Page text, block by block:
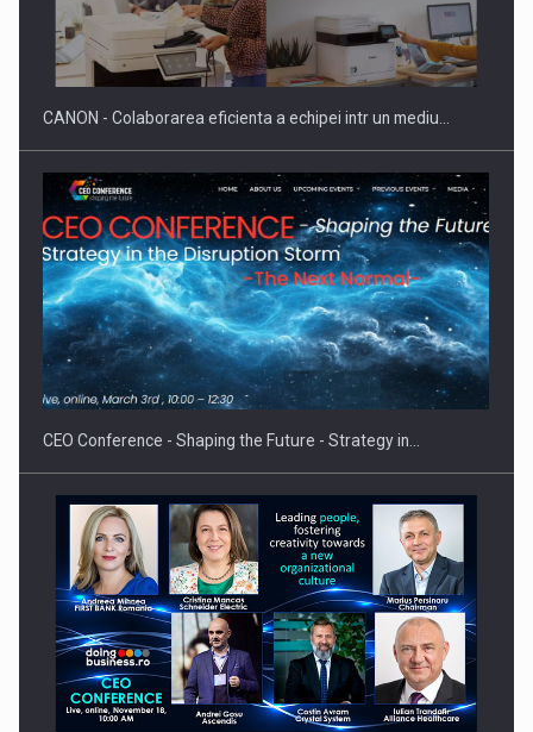
Producatorii si comerciantii care nu se supun noilor
reglementari…
Proteinmaxxing and the Future of Protein Demand
CANON - Colaborarea eficienta a echipei intr un mediu…
CEO Conference - Shaping the Future - Strategy in…